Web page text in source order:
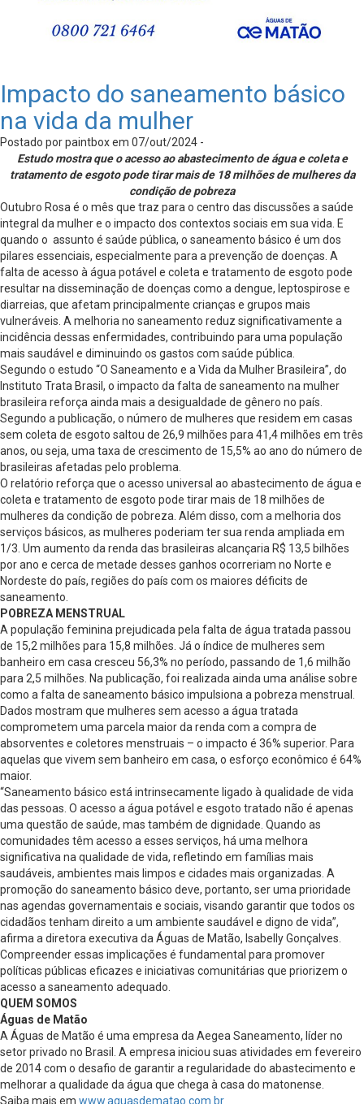
Impacto do saneamento básico
na vida da mulher
Postado por paintbox em 07/out/2024 -
Estudo mostra que o acesso ao abastecimento de água e coleta e
tratamento de esgoto pode tirar mais de 18 milhões de mulheres da
condição de pobreza
Outubro Rosa é o mês que traz para o centro das discussões a saúde
integral da mulher e o impacto dos contextos sociais em sua vida. E
quando o assunto é saúde pública, o saneamento básico é um dos
pilares essenciais, especialmente para a prevenção de doenças. A
falta de acesso à água potável e coleta e tratamento de esgoto pode
resultar na disseminação de doenças como a dengue, leptospirose e
diarreias, que afetam principalmente crianças e grupos mais
vulneráveis. A melhoria no saneamento reduz significativamente a
incidência dessas enfermidades, contribuindo para uma população
mais saudável e diminuindo os gastos com saúde pública.
Segundo o estudo “O Saneamento e a Vida da Mulher Brasileira”, do
Instituto Trata Brasil, o impacto da falta de saneamento na mulher
brasileira reforça ainda mais a desigualdade de gênero no país.
Segundo a publicação, o número de mulheres que residem em casas
sem coleta de esgoto saltou de 26,9 milhões para 41,4 milhões em três
anos, ou seja, uma taxa de crescimento de 15,5% ao ano do número de
brasileiras afetadas pelo problema.
O relatório reforça que o acesso universal ao abastecimento de água e
coleta e tratamento de esgoto pode tirar mais de 18 milhões de
mulheres da condição de pobreza. Além disso, com a melhoria dos
serviços básicos, as mulheres poderiam ter sua renda ampliada em
1/3. Um aumento da renda das brasileiras alcançaria R$ 13,5 bilhões
por ano e cerca de metade desses ganhos ocorreriam no Norte e
Nordeste do país, regiões do país com os maiores déficits de
saneamento.
POBREZA MENSTRUAL
A população feminina prejudicada pela falta de água tratada passou
de 15,2 milhões para 15,8 milhões. Já o índice de mulheres sem
banheiro em casa cresceu 56,3% no período, passando de 1,6 milhão
para 2,5 milhões. Na publicação, foi realizada ainda uma análise sobre
como a falta de saneamento básico impulsiona a pobreza menstrual.
Dados mostram que mulheres sem acesso a água tratada
comprometem uma parcela maior da renda com a compra de
absorventes e coletores menstruais – o impacto é 36% superior. Para
aquelas que vivem sem banheiro em casa, o esforço econômico é 64%
maior.
“Saneamento básico está intrinsecamente ligado à qualidade de vida
das pessoas. O acesso a água potável e esgoto tratado não é apenas
uma questão de saúde, mas também de dignidade. Quando as
comunidades têm acesso a esses serviços, há uma melhora
significativa na qualidade de vida, refletindo em famílias mais
saudáveis, ambientes mais limpos e cidades mais organizadas. A
promoção do saneamento básico deve, portanto, ser uma prioridade
nas agendas governamentais e sociais, visando garantir que todos os
cidadãos tenham direito a um ambiente saudável e digno de vida”,
afirma a diretora executiva da Águas de Matão, Isabelly Gonçalves.
Compreender essas implicações é fundamental para promover
políticas públicas eficazes e iniciativas comunitárias que priorizem o
acesso a saneamento adequado.
QUEM SOMOS
Águas de Matão
A Águas de Matão é uma empresa da Aegea Saneamento, líder no
setor privado no Brasil. A empresa iniciou suas atividades em fevereiro
de 2014 com o desafio de garantir a regularidade do abastecimento e
melhorar a qualidade da água que chega à casa do matonense.
Saiba mais em www.aguasdematao.com.br